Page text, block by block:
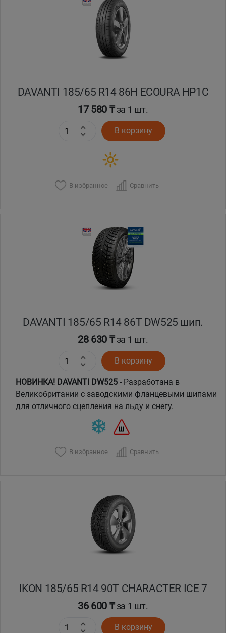
DAVANTI 185/65 R14 86H ECOURA HP1C
17 580 ₸за 1 шт.
В корзину
В избранное Сравнить
DAVANTI 185/65 R14 86T DW525 шип.
28 630 ₸за 1 шт.
В корзину
НОВИНКА! DAVANTI DW525 - Разработана в
Великобритании с заводскими фланцевыми шипами
для отличного сцепления на льду и снегу.
В избранное Сравнить
IKON 185/65 R14 90T CHARACTER ICE 7
36 600 ₸за 1 шт.
В корзину
Павлодар
Экибастуз